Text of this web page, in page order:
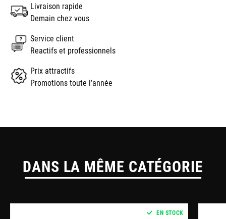
Livraison rapide
Demain chez vous
Service client
Reactifs et professionnels
Prix attractifs
Promotions toute l’année
DANS LA MÊME CATÉGORIE
EN STOCK